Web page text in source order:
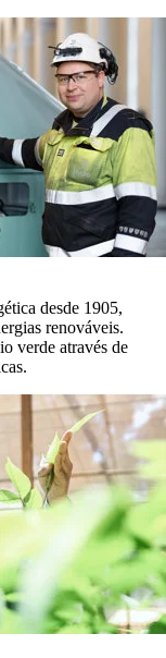
desde 1905,
renováveis.
verde através de